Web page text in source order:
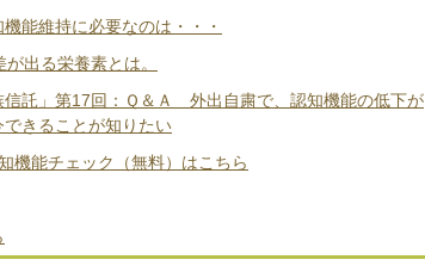
能維持に必要なのは・・・
出る栄養素とは。
信託」第17回：Ｑ＆Ａ 外出自粛で、認知機能の低下が
きることが知りたい
機能チェック（無料）はこちら